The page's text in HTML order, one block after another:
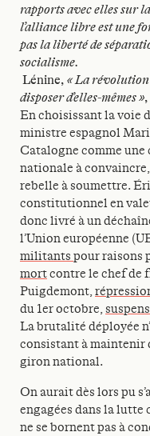
rapports avec elles sur
l’alliance libre est une
pas la liberté de
socialisme.
Lénine, « La révolution
disposer d’elles-mêmes »
En choisissant la voie
ministre espagnol
Catalogne comme une
nationale à
rebelle à soumettre.
constitutionnel en
donc livré à un
l’Union européenne
militants pour raisons
mortcontre le chef de
Puigdemont,
du 1er octobre,
La brutalité déployée
consistant à maintenir
giron national.
On aurait dès lors pu
engagées dans la
ne se bornent pas à